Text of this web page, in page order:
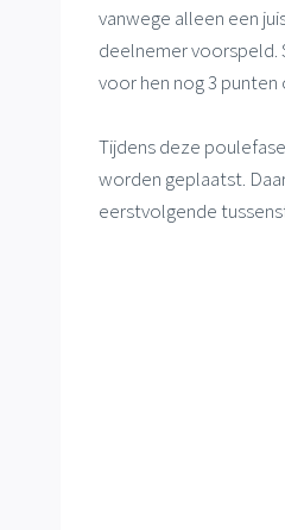
vanwege alleen een
deelnemer voorspeld.
voor hen nog 3
Tijdens deze
worden geplaatst.
eerstvolgende